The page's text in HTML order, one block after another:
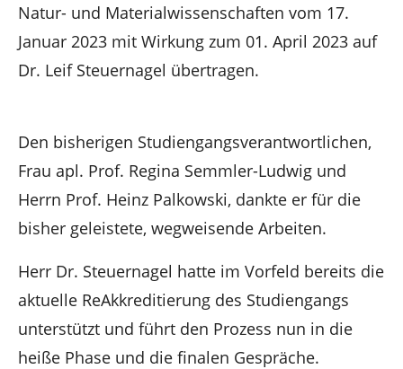
Natur- und Materialwissenschaften vom 17.
Januar 2023 mit Wirkung zum 01. April 2023 auf
Dr. Leif Steuernagel übertragen.
Den bisherigen Studiengangsverantwortlichen,
Frau apl. Prof. Regina Semmler-Ludwig und
Herrn Prof. Heinz Palkowski, dankte er für die
bisher geleistete, wegweisende Arbeiten.
Herr Dr. Steuernagel hatte im Vorfeld bereits die
aktuelle ReAkkreditierung des Studiengangs
unterstützt und führt den Prozess nun in die
heiße Phase und die finalen Gespräche.